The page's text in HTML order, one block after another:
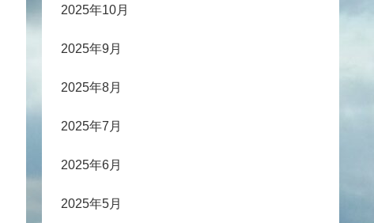
2025年10月
2025年9月
2025年8月
2025年7月
2025年6月
2025年5月